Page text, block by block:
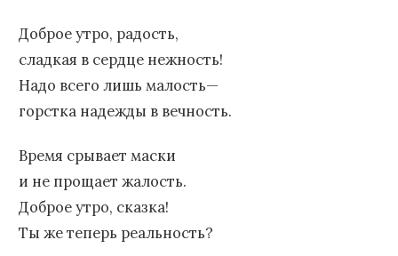
Доброе утро, радость,
сладкая в сердце нежность!
Надо всего лишь малость—
горстка надежды в вечность.
Время срывает маски
и не прощает жалость.
Доброе утро, сказка!
Ты же теперь реальность?